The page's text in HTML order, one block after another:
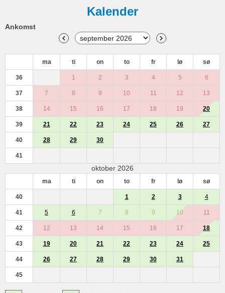
Kalender
Ankomst
ma ti on to fr lø sø
36 1 2 3 4 5 6
37 7 8 9 10 11 12 13
38 14 15 16 17 18 19 20
39 21 22 23 24 25 26 27
40 28 29 30
41
oktober 2026
ma ti on to fr lø sø
40 1 2 3 4
41 5 6 7 8 9 10 11
42 12 13 14 15 16 17 18
43 19 20 21 22 23 24 25
44 26 27 28 29 30 31
45